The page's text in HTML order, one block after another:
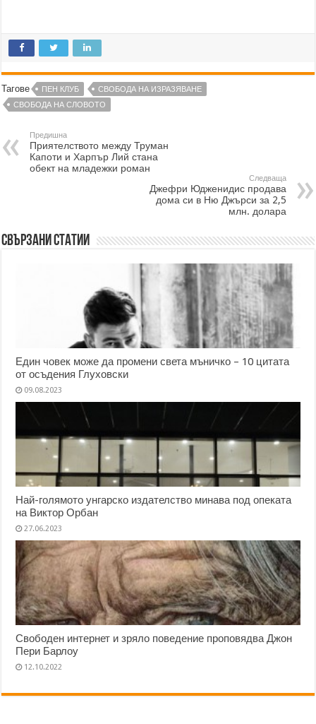
Тагове ПЕН КЛУБ
СВОБОДА НА ИЗРАЗЯВАНЕ
СВОБОДА НА СЛОВОТО
Предишна
Приятелството между Труман
Капоти и Харпър Лий стана
обект на младежки роман
Следваща
Джефри Юдженидис продава
дома си в Ню Джърси за 2,5
млн. долара
Свързани статии
Един човек може да промени света мъничко – 10 цитата
от осъдения Глуховски
09.08.2023
Най-голямото унгарско издателство минава под опеката
на Виктор Орбан
27.06.2023
Свободен интернет и зряло поведение проповядва Джон
Пери Барлоу
12.10.2022